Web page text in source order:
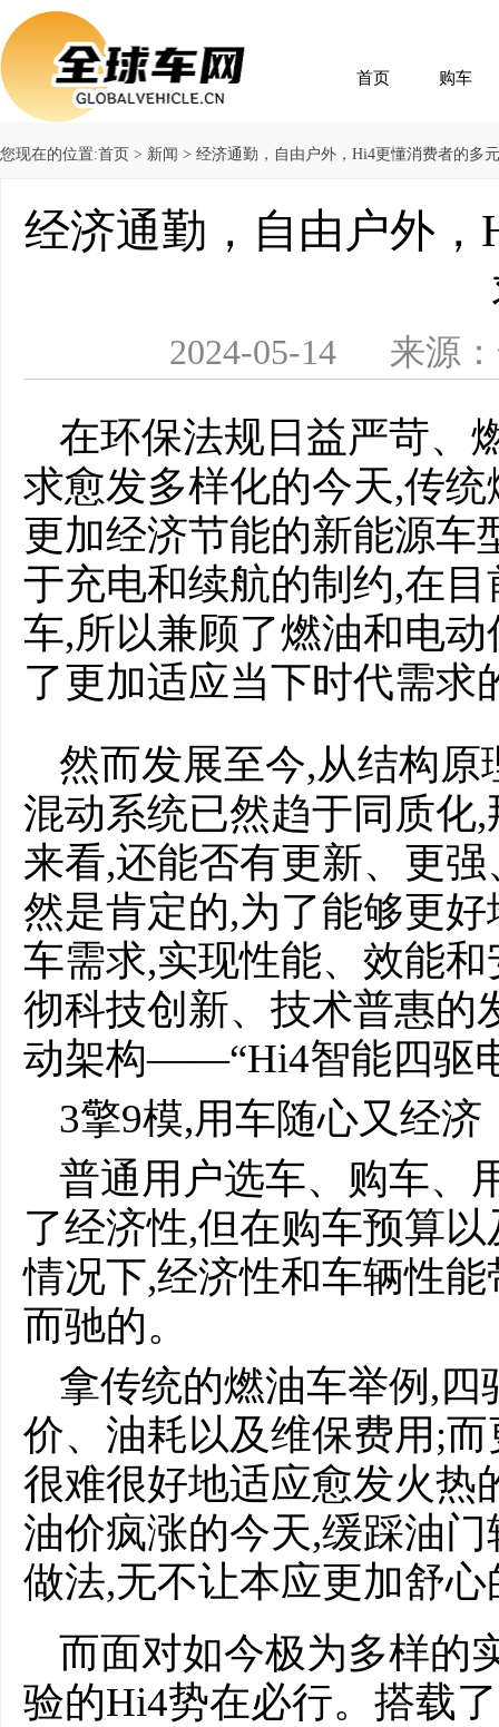
首页 购车
您现在的位置:首页 > 新闻 > 经济通勤，自由户外，Hi4更懂消费者的多
经济通勤，自由户外
2024-05-14 来源
在环保法规日益严苛、
求愈发多样化的今天,传
更加经济节能的新能源车
于充电和续航的制约,在
车,所以兼顾了燃油和电
了更加适应当下时代需求
然而发展至今,从结构
混动系统已然趋于同质化
来看,还能否有更新、更
然是肯定的,为了能够更
车需求,实现性能、效能
彻科技创新、技术普惠的
动架构——“Hi4智能四驱
3擎9模,用车随心又经济
普通用户选车、购车、
了经济性,但在购车预算
情况下,经济性和车辆性
而驰的。
拿传统的燃油车举例,
价、油耗以及维保费用;
很难很好地适应愈发火热
油价疯涨的今天,缓踩油
做法,无不让本应更加舒
而面对如今极为多样的
验的Hi4势在必行。搭载